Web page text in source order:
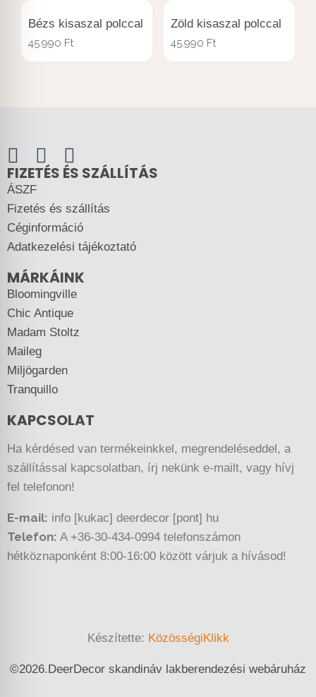
Bézs kisaszal polccal
45.990 Ft
Zöld kisaszal polccal
45.990 Ft
FIZETÉS ÉS SZÁLLÍTÁS
ÁSZF
Fizetés és szállítás
Céginformáció
Adatkezelési tájékoztató
MÁRKÁINK
Bloomingville
Chic Antique
Madam Stoltz
Maileg
Miljögarden
Tranquillo
KAPCSOLAT
Ha kérdésed van termékeinkkel, megrendeléseddel, a
szállítással kapcsolatban, írj nekünk e-mailt, vagy hívj
fel telefonon!
E-mail: info [kukac] deerdecor [pont] hu
Telefon: A +36-30-434-0994 telefonszámon
hétköznaponként 8:00-16:00 között várjuk a hívásod!
Készítette: KözösségiKlikk
©2026.DeerDecor skandináv lakberendezési webáruház